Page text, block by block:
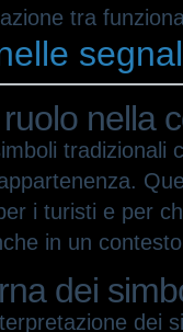
tra
nella
i turisti e per
in un
dei
dei